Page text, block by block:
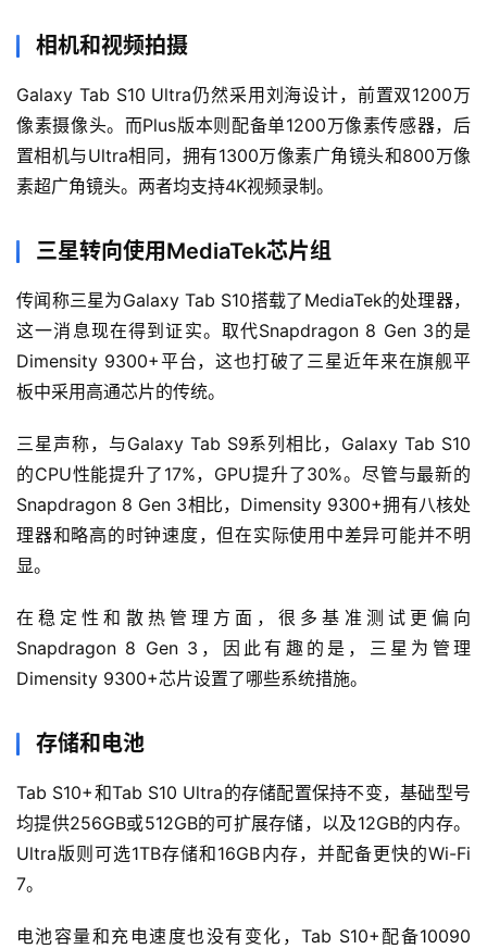
相机和视频拍摄
Galaxy Tab S10 Ultra仍然采用刘海设计，前置双1200万
像素摄像头。而Plus版本则配备单1200万像素传感器，后
置相机与Ultra相同，拥有1300万像素广角镜头和800万像
素超广角镜头。两者均支持4K视频录制。
三星转向使用MediaTek芯片组
传闻称三星为Galaxy Tab S10搭载了MediaTek的处理器，
这一消息现在得到证实。取代Snapdragon 8 Gen 3的是
Dimensity 9300+平台，这也打破了三星近年来在旗舰平
板中采用高通芯片的传统。
三星声称，与Galaxy Tab S9系列相比，Galaxy Tab S10
的CPU性能提升了17%，GPU提升了30%。尽管与最新的
Snapdragon 8 Gen 3相比，Dimensity 9300+拥有八核处
理器和略高的时钟速度，但在实际使用中差异可能并不明
显。
在稳定性和散热管理方面，很多基准测试更偏向
Snapdragon 8 Gen 3，因此有趣的是，三星为管理
Dimensity 9300+芯片设置了哪些系统措施。
存储和电池
Tab S10+和Tab S10 Ultra的存储配置保持不变，基础型号
均提供256GB或512GB的可扩展存储，以及12GB的内存。
Ultra版则可选1TB存储和16GB内存，并配备更快的Wi-Fi
7。
电池容量和充电速度也没有变化，Tab S10+配备10090